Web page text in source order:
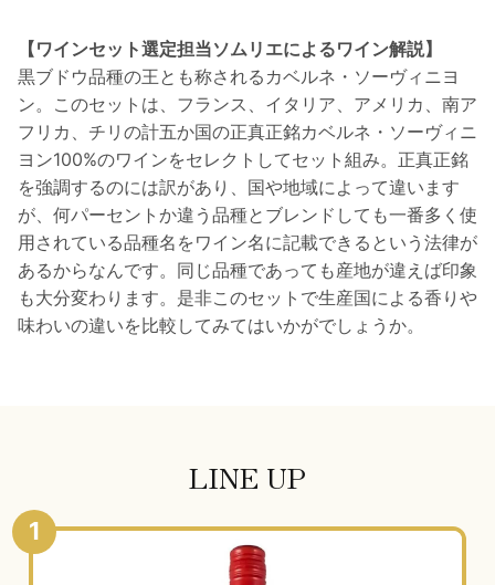
【ワインセット選定担当ソムリエによるワイン解説】
黒ブドウ品種の王とも称されるカベルネ・ソーヴィニヨ
ン。このセットは、フランス、イタリア、アメリカ、南ア
フリカ、チリの計五か国の正真正銘カベルネ・ソーヴィニ
ヨン100%のワインをセレクトしてセット組み。正真正銘
を強調するのには訳があり、国や地域によって違います
が、何パーセントか違う品種とブレンドしても一番多く使
用されている品種名をワイン名に記載できるという法律が
あるからなんです。同じ品種であっても産地が違えば印象
も大分変わります。是非このセットで生産国による香りや
味わいの違いを比較してみてはいかがでしょうか。
LINE UP